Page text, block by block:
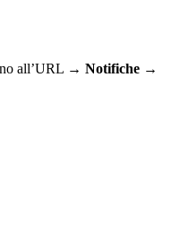
all’URL → Notifiche →